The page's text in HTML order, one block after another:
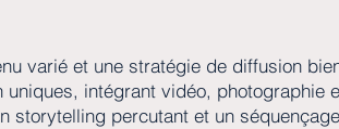
varié et une stratégie de diffusion
intégrant vidéo, photographie
storytelling percutant et un